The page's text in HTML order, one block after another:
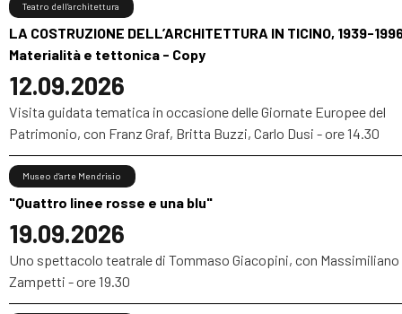
LA COSTRUZIONE DELL’ARCHITETTURA IN TICINO, 1939-
Materialità e tettonica - Copy
12.09.2026
Teatro dell’architettura
Visita guidata tematica in occasione delle Giornate Europee del
Patrimonio, con Franz Graf, Britta Buzzi, Carlo Dusi - ore 14.30
"Quattro linee rosse e una blu"
19.09.2026
Museo d’arte Mendrisio
Uno spettacolo teatrale di Tommaso Giacopini, con Massimiliano
Zampetti - ore 19.30